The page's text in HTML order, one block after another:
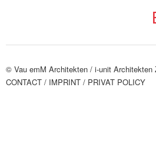
© Vau emM Architekten / i-unit Architekten
CONTACT / IMPRINT / PRIVAT POLICY